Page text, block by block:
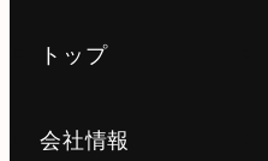
トップ
会社情報